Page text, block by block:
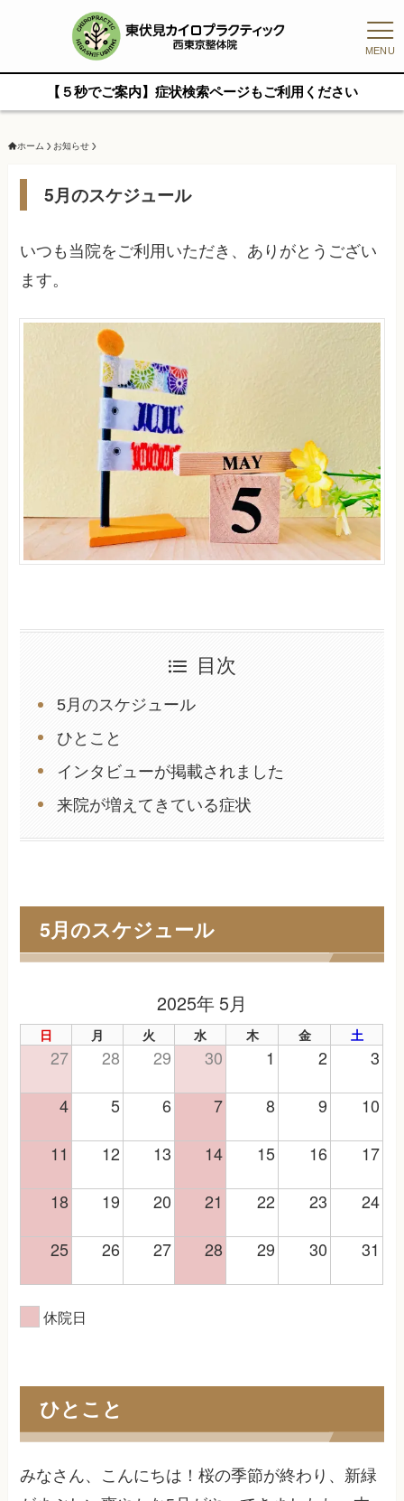
MENU
【５秒でご案内】症状検索ページもご利用ください
ホーム お知らせ
5月のスケジュール
いつも当院をご利用いただき、ありがとうござい
ます。
目次
5月のスケジュール
ひとこと
インタビューが掲載されました
来院が増えてきている症状
5月のスケジュール
2025年 5月
日 月 火 水 木 金 土
27 28 29 30 1 2 3
4 5 6 7 8 9 10
11 12 13 14 15 16 17
18 19 20 21 22 23 24
25 26 27 28 29 30 31
休院日
ひとこと
みなさん、こんにちは！桜の季節が終わり、新緑